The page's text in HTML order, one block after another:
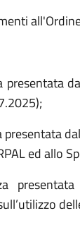
presentata
presentata
ed allo